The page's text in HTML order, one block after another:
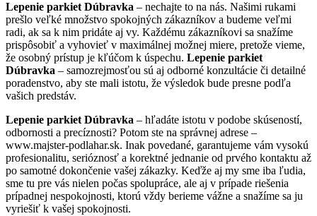
Lepenie parkiet Dúbravka – nechajte to na nás. Našimi rukami
prešlo veľké množstvo spokojných zákazníkov a budeme veľmi
radi, ak sa k nim pridáte aj vy. Každému zákazníkovi sa snažíme
prispôsobiť a vyhovieť v maximálnej možnej miere, pretože vieme,
že osobný prístup je kľúčom k úspechu. Lepenie parkiet
Dúbravka – samozrejmosťou sú aj odborné konzultácie či detailné
poradenstvo, aby ste mali istotu, že výsledok bude presne podľa
vašich predstáv.
Lepenie parkiet Dúbravka – hľadáte istotu v podobe skúseností,
odbornosti a precíznosti? Potom ste na správnej adrese –
www.majster-podlahar.sk. Inak povedané, garantujeme vám vysokú
profesionalitu, serióznosť a korektné jednanie od prvého kontaktu až
po samotné dokončenie vašej zákazky. Keďže aj my sme iba ľudia,
sme tu pre vás nielen počas spolupráce, ale aj v prípade riešenia
prípadnej nespokojnosti, ktorú vždy berieme vážne a snažíme sa ju
vyriešiť k vašej spokojnosti.